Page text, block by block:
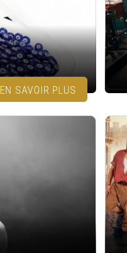
EN SAVOIR PLUS